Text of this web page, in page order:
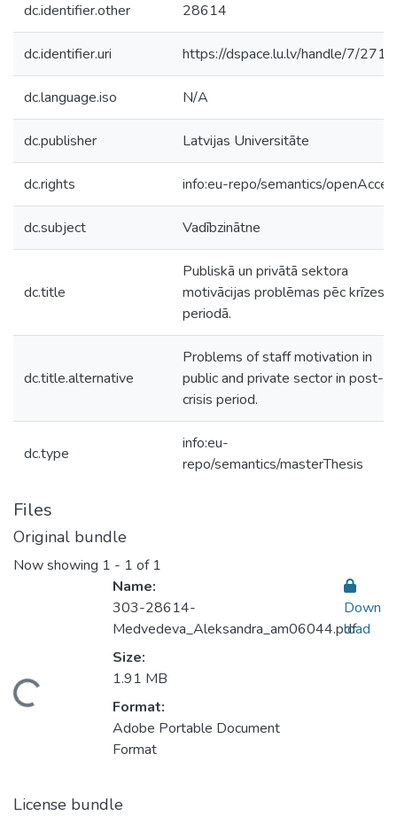
dc.identifier.other 28614
dc.identifier.uri https://dspace.lu.lv/handle/7/
dc.language.iso N/A
dc.publisher Latvijas Universitāte
dc.rights info:eu-repo/semantics/
dc.subject Vadībzinātne
dc.title
Publiskā un privātā sektora
motivācijas problēmas pēc krīzes
periodā.
dc.title.alternative
Problems of staff motivation in
public and private sector in post-
crisis period.
dc.type
info:eu-
repo/semantics/masterThesis
Files
Original bundle
Now showing 1 - 1 of 1
Name:
303-28614-
Medvedeva_Aleksandra_am06044.pdf
Size:
1.91 MB
Format:
Adobe Portable Document
Format
Down
load
License bundle